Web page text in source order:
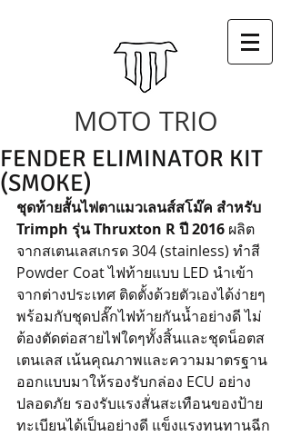
MOTO TRIO
FENDER ELIMINATOR KIT
(SMOKE)
ชุดท้ายสั้นไฟตาแมวเลนส์สโม๊ค สำหรับ
Trimph รุ่น Thruxton R ปี 2016 ผลิต
จากสเตนเลสเกรด 304 (stainless) ทำสี
Powder Coat ไฟท้ายแบบ LED นำเข้า
จากต่างประเทศ ติดตั้งด้วยตัวเองได้ง่ายๆ
พร้อมกับชุดปลั๊กไฟท้ายกันน้ำอย่างดี ไม่
ต้องตัดต่อสายไฟใดๆทั้งสิ้นและชุดน็อตส
เตนเลส เน้นคุณภาพและความมาตรฐาน
ออกแบบมาให้รองรับกล่อง ECU อย่าง
ปลอดภัย รองรับแรงสั่นสะเทือนของป้าย
ทะเบียนได้เป็นอย่างดี แข็งแรงทนทานฉีก